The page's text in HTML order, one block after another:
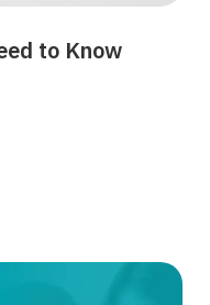
กเสื้อสีขาวหรือไซส์อื่นๆ
สับสนและช่วยบริหาร
พ โดยเฉพาะเมื่อร้าน
to Know